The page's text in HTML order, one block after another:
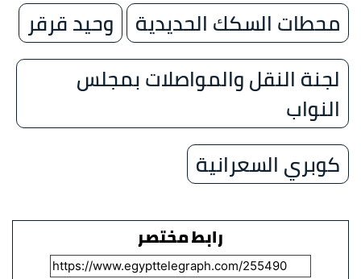
محطات السكك الحديدية
وحيد قرقر
لجنة النقل والمواصلات بمجلس
النواب
كوبري السعرانية
رابط مختصر